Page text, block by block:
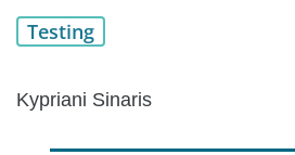
Testing
Kypriani Sinaris